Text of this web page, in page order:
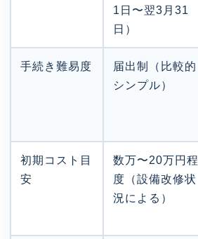
1日〜翌3月31
日）
手続き難易度
届出制（比較的
シンプル）
初期コスト目
安
数万〜20万円程
度（設備改修状
況による）